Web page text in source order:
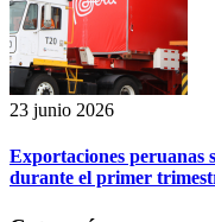
23 junio 2026
Exportaciones peruanas
durante el primer